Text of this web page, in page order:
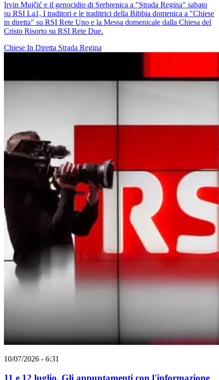
Irvin Mujčić e il genocidio di Srebrenica a "Strada Regina" sabato
su RSI La1, I traditori e le traditrici della Bibbia domenica a "Chiese
in diretta" su RSI Rete Uno e la Messa domenicale dalla Chiesa del
Cristo Risorto su RSI Rete Due.
Chiese In Diretta Strada Regina
10/07/2026 - 6:31
11 e 12 luglio. Gli appuntamenti con l'informazione